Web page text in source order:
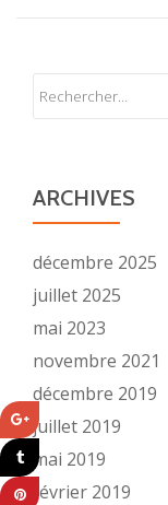
ARCHIVES
décembre 2025
juillet 2025
mai 2023
novembre 2021
décembre 2019
juillet 2019
mai 2019
février 2019